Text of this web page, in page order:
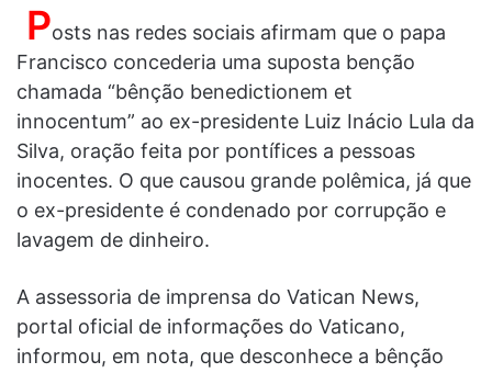
Posts nas redes sociais afirmam que o papa
Francisco concederia uma suposta benção
chamada “bênção benedictionem et
innocentum” ao ex-presidente Luiz Inácio Lula da
Silva, oração feita por pontífices a pessoas
inocentes. O que causou grande polêmica, já que
o ex-presidente é condenado por corrupção e
lavagem de dinheiro.
A assessoria de imprensa do Vatican News,
portal oficial de informações do Vaticano,
informou, em nota, que desconhece a bênção